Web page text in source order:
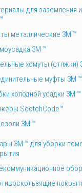
для заземления
металлические 3M ™
3М ™
хомуты (стяжки)
муфты 3М ™
холодной усадки 3М ™
ScotchCode™
3М ™
3М ™ для уборки